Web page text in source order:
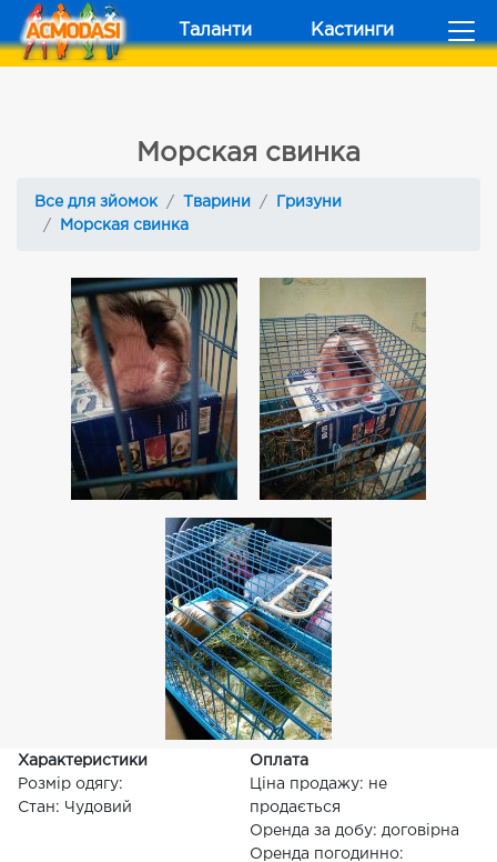
Таланти Кастинги
Морская свинка
Все для зйомок Тварини
Гризуни
Морская свинка
Характеристики
Розмір одягу:
Стан: Чудовий
Оплата
Ціна продажу: не
продається
Оренда за добу: договірна
Оренда погодинно: